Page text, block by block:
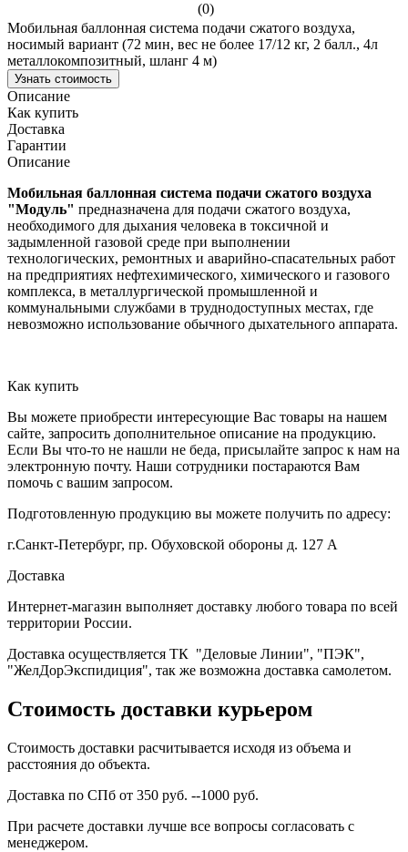
(0)
Мобильная баллонная система подачи сжатого воздуха,
носимый вариант (72 мин, вес не более 17/12 кг, 2 балл., 4л
металлокомпозитный, шланг 4 м)
Узнать стоимость
Описание
Как купить
Доставка
Гарантии
Описание
Мобильная баллонная система подачи сжатого воздуха
"Модуль" предназначена для подачи сжатого воздуха,
необходимого для дыхания человека в токсичной и
задымленной газовой среде при выполнении
технологических, ремонтных и аварийно-спасательных работ
на предприятиях нефтехимического, химического и газового
комплекса, в металлургической промышленной и
коммунальными службами в труднодоступных местах, где
невозможно использование обычного дыхательного аппарата.
Как купить
Вы можете приобрести интересующие Вас товары на нашем
сайте, запросить дополнительное описание на продукцию.
Если Вы что-то не нашли не беда, присылайте запрос к нам на
электронную почту. Наши сотрудники постараются Вам
помочь с вашим запросом.
Подготовленную продукцию вы можете получить по адресу:
г.Санкт-Петербург, пр. Обуховской обороны д. 127 А
Доставка
Интернет-магазин выполняет доставку любого товара по всей
территории России.
Доставка осуществляется ТК "Деловые Линии", "ПЭК",
"ЖелДорЭкспидиция", так же возможна доставка самолетом.
Стоимость доставки курьером
Стоимость доставки расчитывается исходя из объема и
расстояния до объекта.
Доставка по СПб от 350 руб. --1000 руб.
При расчете доставки лучше все вопросы согласовать с
менеджером.